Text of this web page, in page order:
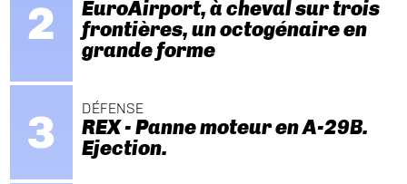
EuroAirport, à cheval sur trois
frontières, un octogénaire en
grande forme
DÉFENSE
REX - Panne moteur en A-29B.
Ejection.